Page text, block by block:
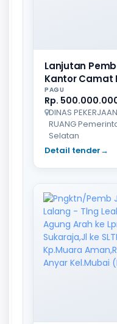
Lanjutan
Kantor Camat
PAGU
Rp.
DINAS
RUANG
Selatan
Detail tender→